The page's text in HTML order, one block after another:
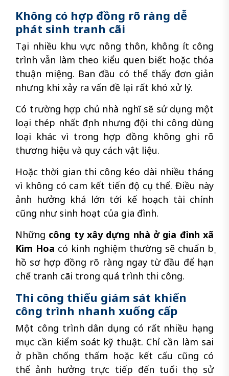
Không có hợp đồng rõ ràng dễ
phát sinh tranh cãi
Tại nhiều khu vực nông thôn, không ít công
trình vẫn làm theo kiểu quen biết hoặc thỏa
thuận miệng. Ban đầu có thể thấy đơn giản
nhưng khi xảy ra vấn đề lại rất khó xử lý.
Có trường hợp chủ nhà nghĩ sẽ sử dụng một
loại thép nhất định nhưng đội thi công dùng
loại khác vì trong hợp đồng không ghi rõ
thương hiệu và quy cách vật liệu.
Hoặc thời gian thi công kéo dài nhiều tháng
vì không có cam kết tiến độ cụ thể. Điều này
ảnh hưởng khá lớn tới kế hoạch tài chính
cũng như sinh hoạt của gia đình.
Những công ty xây dựng nhà ở gia đình xã
Kim Hoa có kinh nghiệm thường sẽ chuẩn bị
hồ sơ hợp đồng rõ ràng ngay từ đầu để hạn
chế tranh cãi trong quá trình thi công.
Thi công thiếu giám sát khiến
công trình nhanh xuống cấp
Một công trình dân dụng có rất nhiều hạng
mục cần kiểm soát kỹ thuật. Chỉ cần làm sai
ở phần chống thấm hoặc kết cấu cũng có
thể ảnh hưởng trực tiếp đến tuổi thọ sử